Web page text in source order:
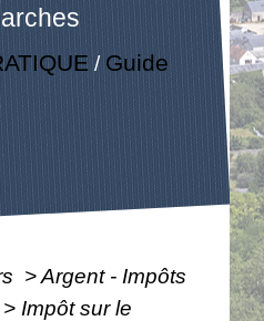
/ Guide
>Argent - Impôts
> Impôt sur le